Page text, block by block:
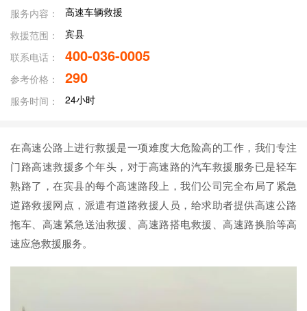
服务内容：
高速车辆救援
救援范围：
宾县
联系电话：
400-036-0005
参考价格： 290
服务时间： 24小时
在高速公路上进行救援是一项难度大危险高的工作，我们专注
门路高速救援多个年头，对于高速路的汽车救援服务已是轻车
熟路了，在宾县的每个高速路段上，我们公司完全布局了紧急
道路救援网点，派遣有道路救援人员，给求助者提供高速公路
拖车、高速紧急送油救援、高速路搭电救援、高速路换胎等高
速应急救援服务。